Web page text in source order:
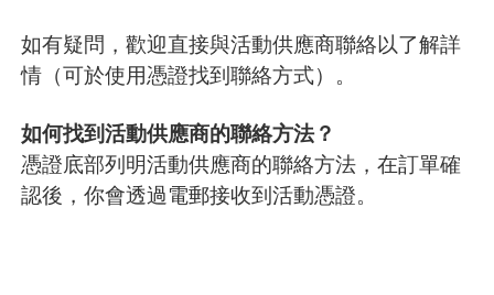
如有疑問，歡迎直接與活動供應商聯絡以了解詳
情（可於使用憑證找到聯絡方式）。
如何找到活動供應商的聯絡方法？
憑證底部列明活動供應商的聯絡方法，在訂單確
認後，你會透過電郵接收到活動憑證。